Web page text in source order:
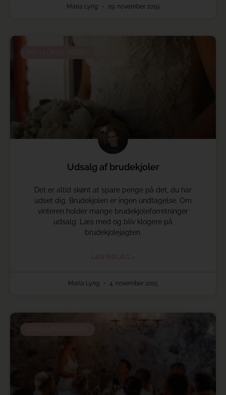
Maria Lyng 29. november 2019
Udsalg af brudekjoler
Det er altid skønt at spare penge på det, du har
udset dig. Brudekjolen er ingen undtagelse. Om
vinteren holder mange brudekjoleforretninger
udsalg. Læs med og bliv klogere på
brudekjolejagten.
Maria Lyng 4. november 2015